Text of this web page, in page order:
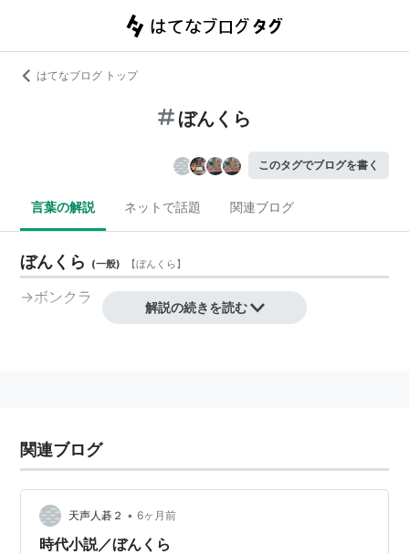
はてなブログ トップ
ぼんくら
このタグでブログを書く
言葉の解説 ネットで話題 関連ブログ
ぼんくら (一般) 【ぼんくら】
→ボンクラ
解説の続きを読む
関連ブログ
天声人碁２ • 6ヶ月前
時代小説／ぼんくら